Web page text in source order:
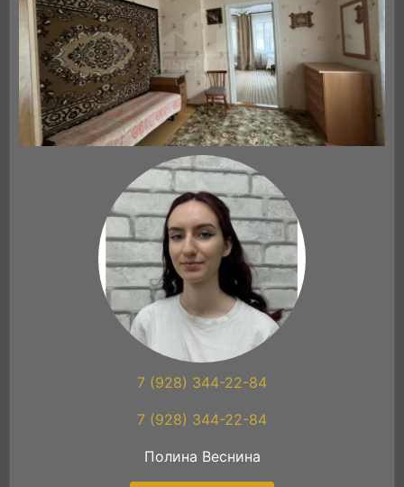
7 (928) 344-22-84
7 (928) 344-22-84
Полина Веснина